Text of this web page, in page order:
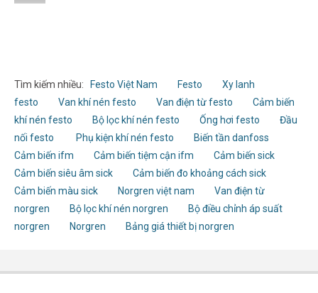
Tìm kiếm nhiều: Festo Việt Nam Festo
Xy lanh
festo
Van khí nén festo Van điện từ festo
Cảm biến
khí nén festo
Bộ lọc khí nén festo Ống hơi festo
Đầu
nối festo
Phụ kiện khí nén festo
Biến tần danfoss
Cảm biến ifm
Cảm biến tiệm cận ifm
Cảm biến sick
Cảm biến siêu âm sick
Cảm biến đo khoảng cách sick
Cảm biến màu sick
Norgren việt nam
Van điện từ
norgren
Bộ lọc khí nén norgren
Bộ điều chỉnh áp suất
norgren
Norgren Bảng giá thiết bị norgren